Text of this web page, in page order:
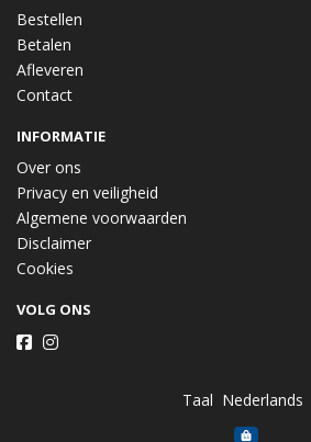
Bestellen
Betalen
Afleveren
Contact
INFORMATIE
Over ons
Privacy en veiligheid
Algemene voorwaarden
Disclaimer
Cookies
VOLG ONS
Taal